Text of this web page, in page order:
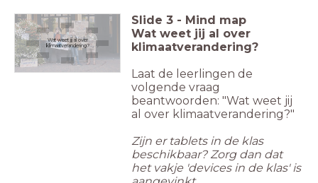
Wat weet jij al over
klimaatverandering?
Slide 3 - Mind map
Wat weet jij al over
klimaatverandering?
Laat de leerlingen de
volgende vraag
beantwoorden: "Wat weet jij
al over klimaatverandering?"
Zijn er tablets in de klas
beschikbaar? Zorg dan dat
het vakje 'devices in de klas' is